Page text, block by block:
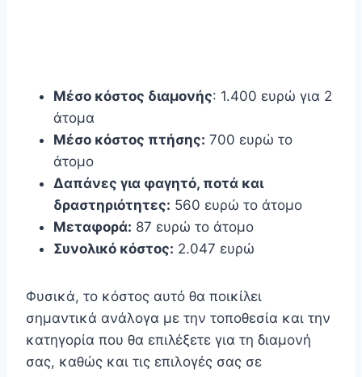
Μέσο κόστος διαμονής: 1.400 ευρώ για 2
άτομα
Μέσο κόστος πτήσης: 700 ευρώ το
άτομο
Δαπάνες για φαγητό, ποτά και
δραστηριότητες: 560 ευρώ το άτομο
Μεταφορά: 87 ευρώ το άτομο
Συνολικό κόστος: 2.047 ευρώ
Φυσικά, το κόστος αυτό θα ποικίλει
σημαντικά ανάλογα με την τοποθεσία και την
κατηγορία που θα επιλέξετε για τη διαμονή
σας, καθώς και τις επιλογές σας σε